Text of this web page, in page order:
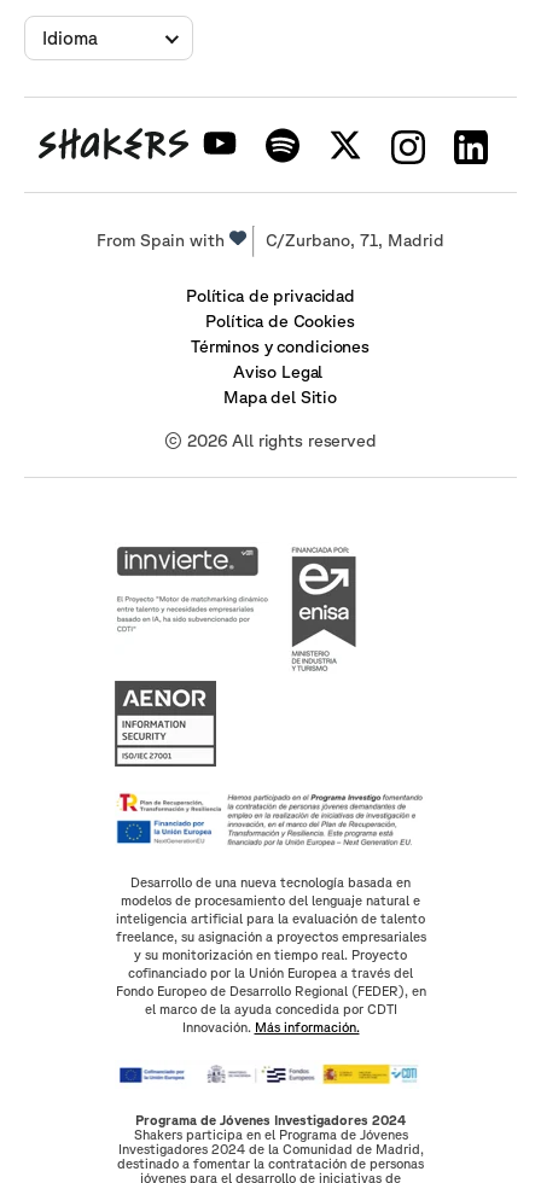
Idioma
From Spain with C/Zurbano, 71, Madrid
Política de privacidad
Política de Cookies
Términos y condiciones
Aviso Legal
Mapa del Sitio
© 2026 All rights reserved
Desarrollo de una nueva tecnología basada en
modelos de procesamiento del lenguaje natural e
inteligencia artificial para la evaluación de talento
freelance, su asignación a proyectos empresariales
y su monitorización en tiempo real. Proyecto
cofinanciado por la Unión Europea a través del
Fondo Europeo de Desarrollo Regional (FEDER), en
el marco de la ayuda concedida por CDTI
Innovación. Más información.
Programa de Jóvenes Investigadores 2024
Shakers participa en el Programa de Jóvenes
Investigadores 2024 de la Comunidad de Madrid,
destinado a fomentar la contratación de personas
jóvenes para el desarrollo de iniciativas de